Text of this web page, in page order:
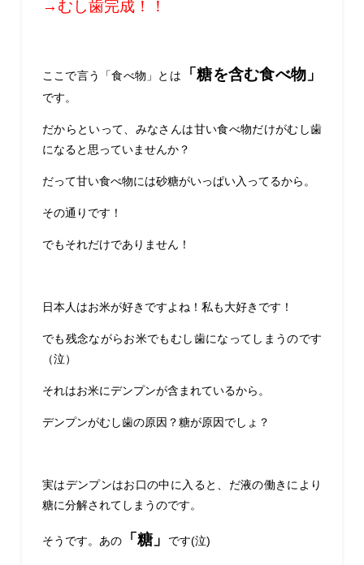
→むし歯完成！！
ここで言う「食べ物」とは 「糖を含む食べ物」
です。
だからといって、みなさんは甘い食べ物だけがむし歯
になると思っていませんか？
だって甘い食べ物には砂糖がいっぱい入ってるから。
その通りです！
でもそれだけでありません！
日本人はお米が好きですよね！私も大好きです！
でも残念ながらお米でもむし歯になってしまうのです
（泣）
それはお米にデンプンが含まれているから。
デンプンがむし歯の原因？糖が原因でしょ？
実はデンプンはお口の中に入ると、だ液の働きにより
糖に分解されてしまうのです。
そうです。あの「糖」 です(泣)